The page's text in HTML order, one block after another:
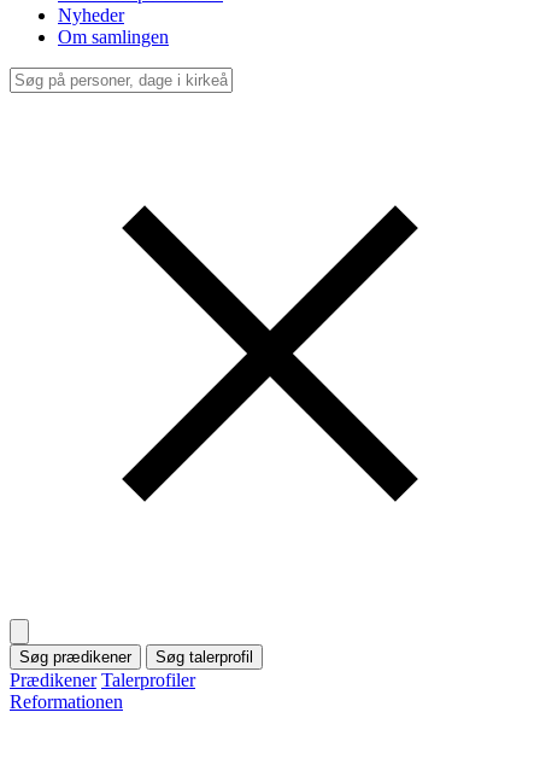
Nyheder
Om samlingen
Søg prædikener Søg talerprofil
Prædikener Talerprofiler
Reformationen